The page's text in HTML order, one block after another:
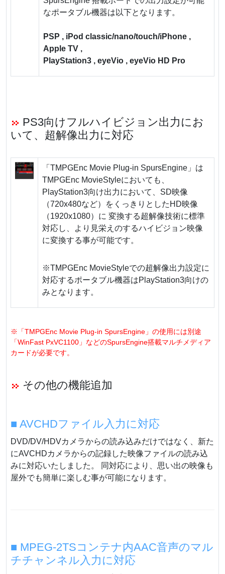
なポータブル機器は以下となります。
PSP , iPod classic/nano/touch/iPhone ,
Apple TV ,
PlayStation3 , eyeVio , eyeVio HD Pro
PS3向けフルハイビジョン出力にお
いて、超解像出力に対応
「TMPGEnc Movie Plug-in SpursEngine」は
TMPGEnc MovieStyleにおいても、
PlayStation3向け出力において、SD映像
（720x480など）をくっきりとしたHD映像
（1920x1080）に 変換する超解像技術に標準
対応し、より見栄えのするハイビジョン映像
に変換する事が可能です。
※TMPGEnc MovieStyleでの超解像出力設定に
対応するポータブル機器はPlayStation3向けの
みとなります。
※「TMPGEnc Movie Plug-in SpursEngine」の使用には別途
「WinFast PxVC1100」などのSpursEngine搭載マルチメディア
カードが必要です。
その他の機能追加
■ AVCHDファイル入力に対応
DVD/DV/HDVカメラからの読み込みだけではなく、新た
にAVCHDカメラからの記録した映像ファイルの読み込
みに対応いたしました。 同対応により、思い出の映像も
屋外でも簡単に楽しむ事が可能になります。
■ MPEG-2TSコンテナ内AAC音声のマル
チチャンネル入力に対応